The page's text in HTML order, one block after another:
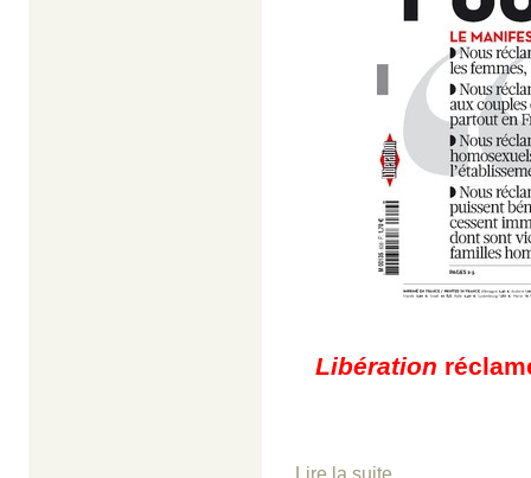
Libération
Lire la suite